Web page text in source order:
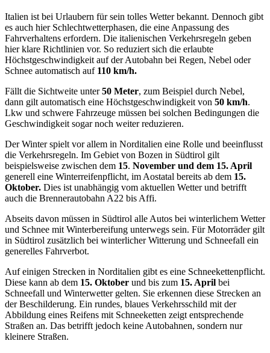
Italien ist bei Urlaubern für sein tolles Wetter bekannt. Dennoch gibt
es auch hier Schlechtwetterphasen, die eine Anpassung des
Fahrverhaltens erfordern. Die italienischen Verkehrsregeln geben
hier klare Richtlinien vor. So reduziert sich die erlaubte
Höchstgeschwindigkeit auf der Autobahn bei Regen, Nebel oder
Schnee automatisch auf 110 km/h.
Fällt die Sichtweite unter50 Meter, zum Beispiel durch Nebel,
dann gilt automatisch eine Höchstgeschwindigkeit von 50 km/h.
Lkw und schwere Fahrzeuge müssen bei solchen Bedingungen die
Geschwindigkeit sogar noch weiter reduzieren.
Der Winter spielt vor allem in Norditalien eine Rolle und beeinflusst
die Verkehrsregeln. Im Gebiet von Bozen in Südtirol gilt
beispielsweise zwischen dem 15. November und dem 15. April
generell eine Winterreifenpflicht, im Aostatal bereits ab dem 15.
Oktober. Dies ist unabhängig vom aktuellen Wetter und betrifft
auch die Brennerautobahn A22 bis Affi.
Abseits davon müssen in Südtirol alle Autos bei winterlichem Wetter
und Schnee mit Winterbereifung unterwegs sein. Für Motorräder gilt
in Südtirol zusätzlich bei winterlicher Witterung und Schneefall ein
generelles Fahrverbot.
Auf einigen Strecken in Norditalien gibt es eine Schneekettenpflicht.
Diese kann ab dem 15. Oktober und bis zum 15. April bei
Schneefall und Winterwetter gelten. Sie erkennen diese Strecken an
der Beschilderung. Ein rundes, blaues Verkehrsschild mit der
Abbildung eines Reifens mit Schneeketten zeigt entsprechende
Straßen an. Das betrifft jedoch keine Autobahnen, sondern nur
kleinere Straßen.